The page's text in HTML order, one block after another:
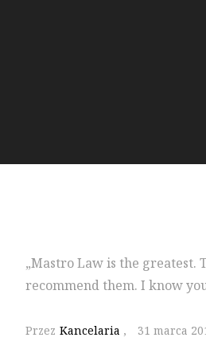
„Mastro Law is the greatest.
recommend them. I know
Przez Kancelaria , 31 marca